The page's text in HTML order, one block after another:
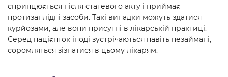
спринцюється після статевого акту і приймає
протизаплідні засоби. Такі випадки можуть здатися
курйозами, але вони присутні в лікарській практиці.
Серед пацієнток іноді зустрічаються навіть незаймані,
соромляться зізнатися в цьому лікарям.